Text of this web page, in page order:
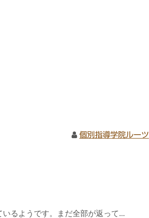
個別指導学院ルーツ
るようです。まだ全部が返って...